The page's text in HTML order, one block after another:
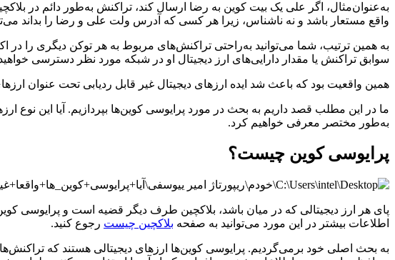
به‌عنوان‌مثال، اگر علی یک بیت کوین به رضا ارسال کند، تراکنش به‌طور دائم در
واقع مستعار باشد و نه ناشناس، زیرا هر کسی که آدرس ولت علی و رضا را بداند
به همین ترتیب، شما می‌توانید به‌راحتی تراکنش‌های مربوط به هر توکن دیگری را در
سوابق تراکنش یا مقدار دارایی‌های ارز دیجیتال او در شبکه مورد نظر دسترسی
همین واقعیت بود که باعث شد ایده ارزهای دیجیتال غیر قابل ردیابی تحت عنوان
ما در این مطلب قصد داریم به بحث در مورد پرایوسی کوین‌ها بپردازیم‌. آیا این نوع
به‌طور مختصر معرفی خواهیم کرد.
پرایوسی کوین چیست؟
پای هر ارز دیجیتالی که در میان باشد، بلاکچین طرف دیگر قضیه است و پرایوسی
اطلاعات بیشتر در این مورد می‌توانید به صفحه بلاکچین چیست رجوع کنید.
به بحث اصلی خود برمی‌گردیم. پرایوسی کوین‌ها ارزهای دیجیتالی هستند که